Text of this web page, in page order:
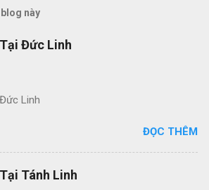
này
Đức Linh
Linh
ĐỌC THÊM
Tánh Linh